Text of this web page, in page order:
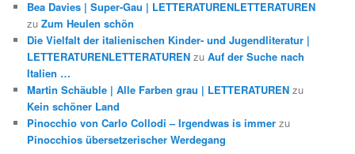
Bea Davies | Super-Gau | LETTERATURENLETTERATUREN
zuZum Heulen schön
Die Vielfalt der italienischen Kinder- und Jugendliteratur |
LETTERATURENLETTERATUREN zuAuf der Suche nach
Italien …
Martin Schäuble | Alle Farben grau | LETTERATUREN zu
Kein schöner Land
Pinocchio von Carlo Collodi – Irgendwas is immer zu
Pinocchios übersetzerischer Werdegang